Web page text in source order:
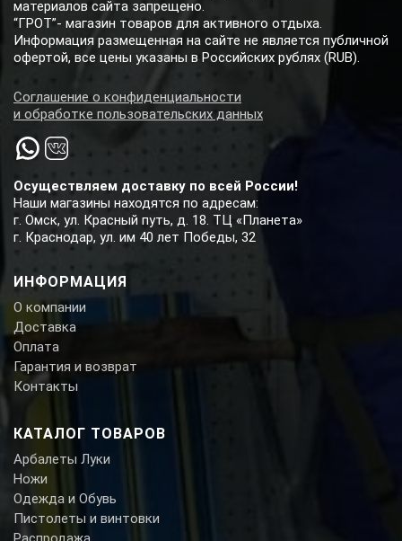
Осуществляем доставку по всей России!
Наши магазины находятся по адресам:
г. Омск, ул. Красный путь, д. 18. ТЦ «Планета»
г. Краснодар, ул. им 40 лет Победы, 32
ИНФОРМАЦИЯ
О компании
Доставка
Оплата
Гарантия и возврат
Контакты
КАТАЛОГ ТОВАРОВ
Арбалеты Луки
Ножи
Одежда и Обувь
Пистолеты и винтовки
материалов сайта запрещено.
“ГРОТ”- магазин товаров для активного отдыха.
Информация размещенная на сайте не является публичной
офертой, все цены указаны в Российских рублях (RUB).
Соглашение о конфиденциальности
и обработке пользовательских данных